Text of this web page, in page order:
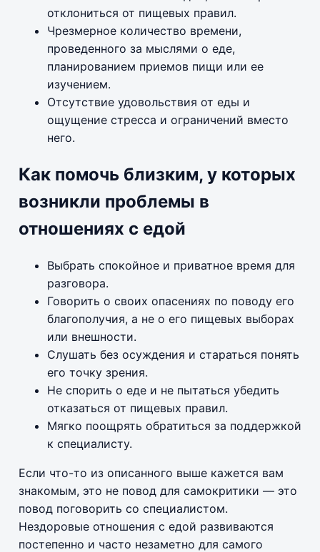
отклониться от пищевых правил.
Чрезмерное количество времени,
проведенного за мыслями о еде,
планированием приемов пищи или ее
изучением.
Отсутствие удовольствия от еды и
ощущение стресса и ограничений вместо
него.
Как помочь близким, у которых
возникли проблемы в
отношениях с едой
Выбрать спокойное и приватное время для
разговора.
Говорить о своих опасениях по поводу его
благополучия, а не о его пищевых выборах
или внешности.
Слушать без осуждения и стараться понять
его точку зрения.
Не спорить о еде и не пытаться убедить
отказаться от пищевых правил.
Мягко поощрять обратиться за поддержкой
к специалисту.
Если что-то из описанного выше кажется вам
знакомым, это не повод для самокритики — это
повод поговорить со специалистом.
Нездоровые отношения с едой развиваются
постепенно и часто незаметно для самого